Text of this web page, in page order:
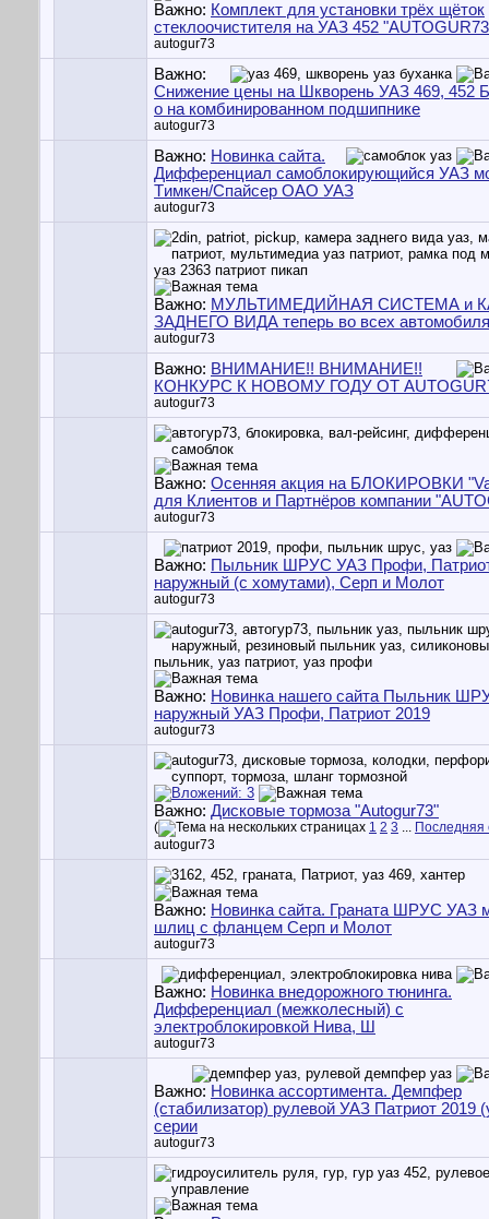
Важно: Комплект для установки трёх щёток
стеклоочистителя на УАЗ 452
autogur73
Важно:
Снижение цены на Шкворень УАЗ 469, 452
о на комбинированном подшипнике
autogur73
Важно: Новинка сайта.
Дифференциал самоблокирующийся УАЗ
Tимкен/Cпайсер OАО УАЗ
autogur73
Важно: МУЛЬТИМЕДИЙНАЯ СИСТЕМА и
ЗАДНЕГО ВИДА теперь во всех
autogur73
Важно: ВНИМАНИЕ!! ВНИМАНИЕ!!
КОНКУРС К НОВОМУ ГОДУ ОТ
autogur73
Важно: Осенняя акция на БЛОКИРОВКИ
для Клиентов и Партнёров компании
autogur73
Важно: Пыльник ШРУС УАЗ Профи,
наружный (с хомутами), Серп и Молот
autogur73
Важно: Новинка нашего сайта Пыльник
наружный УАЗ Профи, Патриот 2019
autogur73
Важно: Дисковые тормоза "Autogur73"
( 1 2 3 ... Последняя
autogur73
Важно: Новинка сайта. Граната ШРУС УАЗ
шлиц c фланцем Серп и Молот
autogur73
Важно: Новинка внедорожного тюнинга.
Дифференциал (межколесный) с
электроблокировкой Нива, Ш
autogur73
Важно: Новинка ассортимента. Демпфер
(стабилизатор) рулевой УАЗ Патриот 2019
серии
autogur73